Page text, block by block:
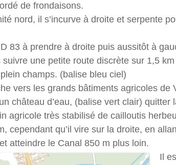
de frondaisons.
nord, il s’incurve à droite et serpente
83 à prendre à droite puis aussitôt à
suivre une petite route discrète sur 1,5
champs. (balise bleu ciel)
vers les grands bâtiments agricoles de
château d’eau, (balise vert clair)
agricole très stabilisé de cailloutis
cependant qu’il vire sur la droite, en
atteindre le Canal 850 m plus loin.
Il